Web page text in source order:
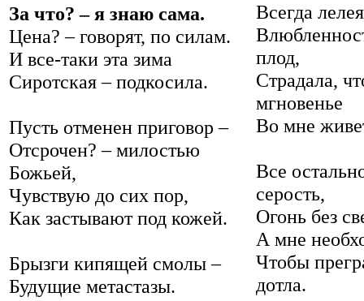
Всегда
плод,
Страдала,
мгновенье
Во мне
Все
серость,
Огонь без
А мне
Чтобы
дотла.
За что? – я знаю сама.
Цена? – говорят, по силам.
И все-таки эта зима
Сиротская – подкосила.
Пусть отменен приговор –
Отсрочен? – милостью
Божьей,
Чувствую до сих пор,
Как застывают под кожей.
Брызги кипящей смолы –
Будущие метастазы.